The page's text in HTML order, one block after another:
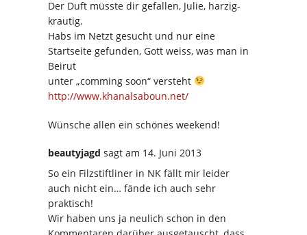
Der Duft müsste dir gefallen, Julie, harzig-
krautig.
Habs im Netzt gesucht und nur eine
Startseite gefunden, Gott weiss, was man in
Beirut
unter „comming soon“ versteht
http://www.khanalsaboun.net/
Wünsche allen ein schönes weekend!
beautyjagd sagt am 14. Juni 2013
So ein Filzstiftliner in NK fällt mir leider
auch nicht ein… fände ich auch sehr
praktisch!
Wir haben uns ja neulich schon in den